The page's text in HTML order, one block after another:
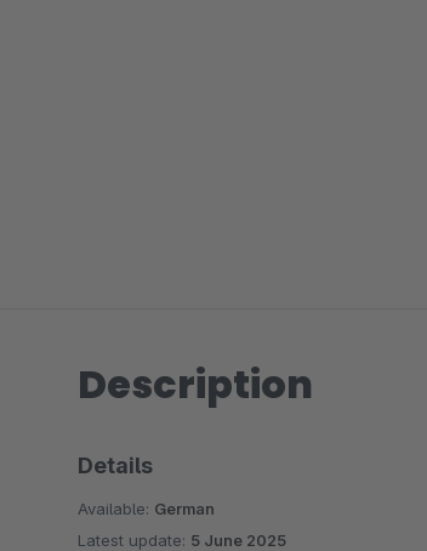
Description
Details
Available: German
Latest update: 5 June 2025